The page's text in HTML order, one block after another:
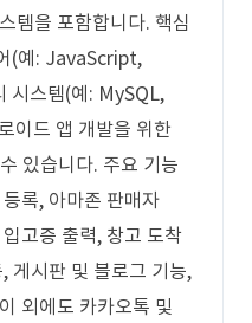
템을 포함합니다. 핵심
(예: JavaScript,
시스템(예: MySQL,
이드 앱 개발을 위한
있습니다. 주요 기능
록, 아마존 판매자
고증 출력, 창고 도착
게시판 및 블로그 기능,
외에도 카카오톡 및